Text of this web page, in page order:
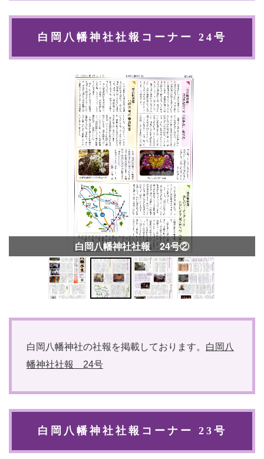
白岡八幡神社社報コーナー 24号
白岡八幡神社社報 24号②
白岡八幡神社の社報を掲載しております。 白岡八
幡神社社報 24号
白岡八幡神社社報コーナー 23号